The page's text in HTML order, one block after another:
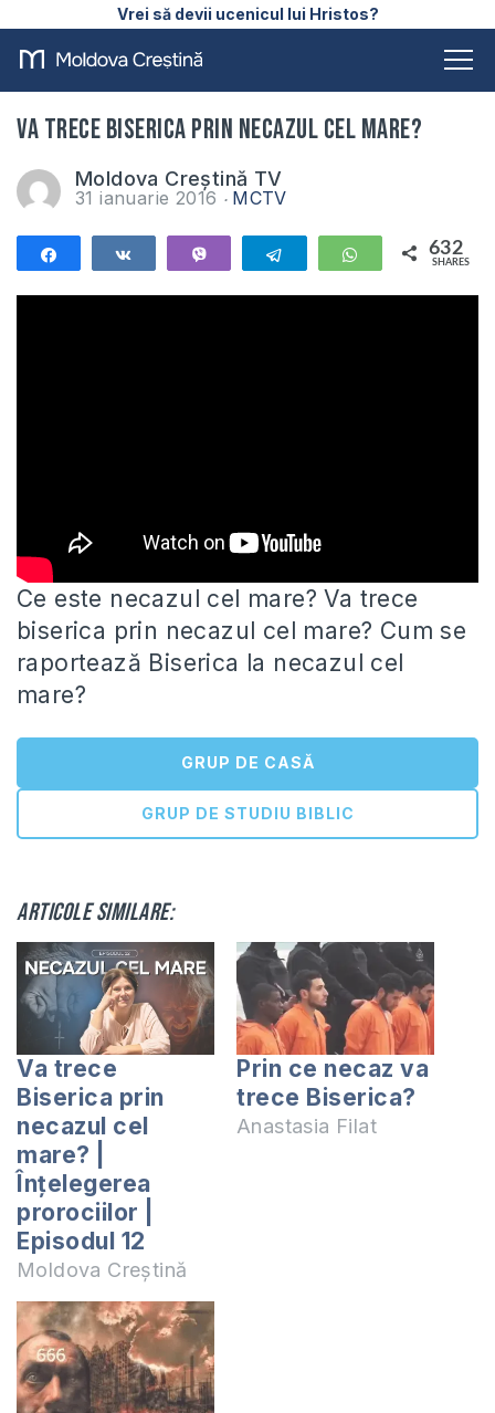
Vrei să devii ucenicul lui Hristos?
Va trece Biserica prin necazul cel mare?
Moldova Creștină TV
31 ianuarie 2016 MCTV
Telegram WhatsApp
632
SHARES
Ce este necazul cel mare? Va trece
biserica prin necazul cel mare? Cum se
raportează Biserica la necazul cel
mare?
GRUP DE CASĂ
GRUP DE STUDIU BIBLIC
Articole similare:
Va trece
Biserica prin
necazul cel
mare? |
Înțelegerea
prorociilor |
Episodul 12
Moldova Creștină
Prin ce necaz va
trece Biserica?
Anastasia Filat